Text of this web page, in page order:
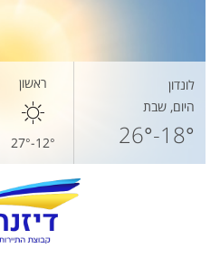
לונדון
היום, שבת
18°-26°
ראשון
12°-27°